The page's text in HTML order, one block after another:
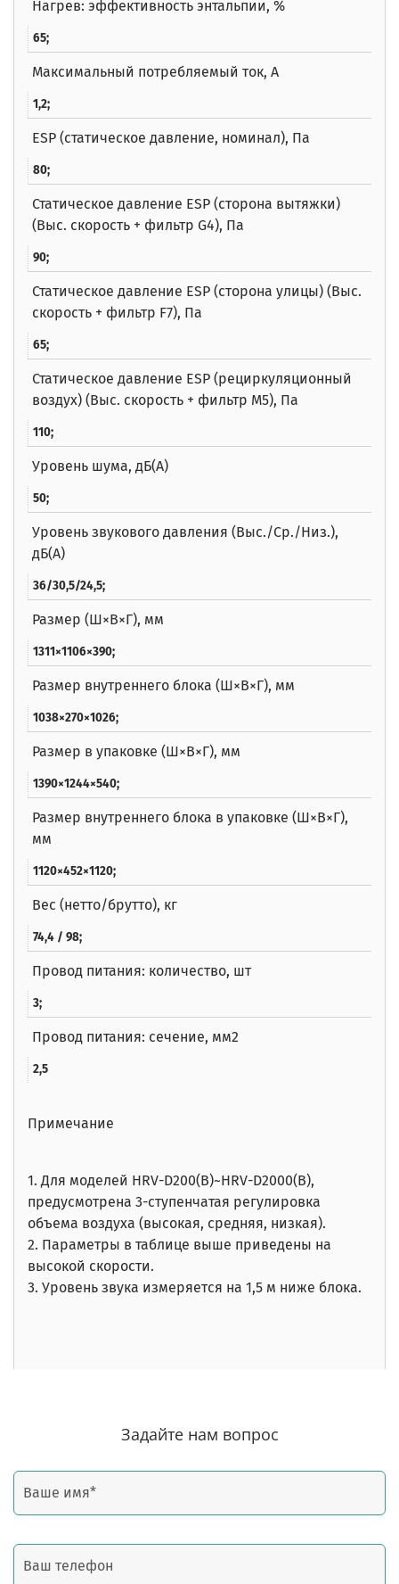
Нагрев: эффективность энтальпии, %
65;
Максимальный потребляемый ток, А
1,2;
ESP (статическое давление, номинал), Па
80;
Статическое давление ESP (сторона вытяжки)
(Выс. скорость + фильтр G4), Па
90;
Статическое давление ESP (сторона улицы) (Выс.
скорость + фильтр F7), Па
65;
Статическое давление ESP (рециркуляционный
воздух) (Выс. скорость + фильтр M5), Па
110;
Уровень шума, дБ(A)
50;
Уровень звукового давления (Выс./Ср./Низ.),
дБ(A)
36/30,5/24,5;
Размер (Ш×В×Г), мм
1311×1106×390;
Размер внутреннего блока (Ш×В×Г), мм
1038×270×1026;
Размер в упаковке (Ш×В×Г), мм
1390×1244×540;
Размер внутреннего блока в упаковке (Ш×В×Г),
мм
1120×452×1120;
Вес (нетто/брутто), кг
74,4 / 98;
Провод питания: количество, шт
3;
Провод питания: сечение, мм2
2,5
Примечание
1. Для моделей HRV-D200(B)~HRV-D2000(B),
предусмотрена 3-ступенчатая регулировка
объема воздуха (высокая, средняя, ​​низкая).
2. Параметры в таблице выше приведены на
высокой скорости.
3. Уровень звука измеряется на 1,5 м ниже блока.
Задайте нам вопрос